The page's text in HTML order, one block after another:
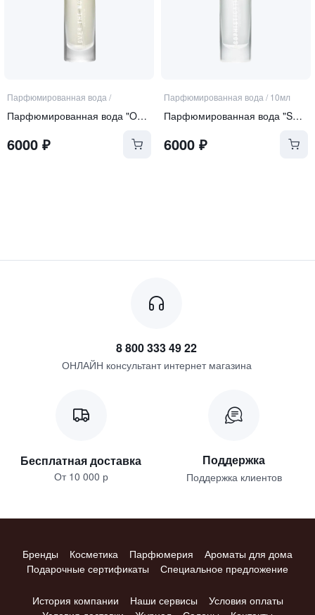
Парфюмированная вода /
Парфюмированная вода "Over the Moon"
6000 ₽
Парфюмированная вода / 10мл
Парфюмированная вода "Sophistication"
6000₽
8 800 333 49 22
ОНЛАЙН консультант интернет магазина
Бесплатная доставка
От 10 000 р
Поддержка
Поддержка клиентов
Бренды Косметика Парфюмерия
Ароматы для дома
Подарочные сертификаты
Специальное предложение
История компании Наши сервисы
Условия оплаты